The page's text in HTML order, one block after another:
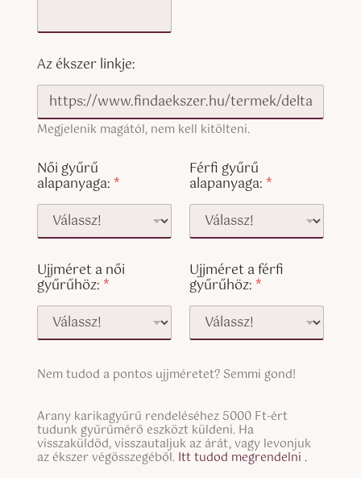
Az ékszer linkje:
Megjelenik magától, nem kell kitölteni.
Női gyűrű
alapanyaga: *
Férfi gyűrű
alapanyaga: *
Ujjméret a női
gyűrűhöz: *
Ujjméret a férfi
gyűrűhöz: *
S
g
l
e
L
Nem tudod a pontos ujjméretet? Semmi gond!
S
i
n
g
Arany karikagyűrű rendeléséhez 5000 Ft-ért
tudunk gyűrűmérő eszközt küldeni. Ha
visszaküldöd, visszautaljuk az árát, vagy levonjuk
az ékszer végösszegéből. Itt tudod megrendelni .